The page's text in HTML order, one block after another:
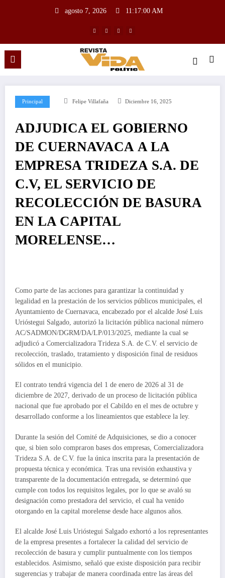
agosto 7, 2026 11:17:01 AM
Principal Felipe Villafaña Diciembre 16, 2025
ADJUDICA EL GOBIERNO
DE CUERNAVACA A LA
EMPRESA TRIDEZA S.A. DE
C.V, EL SERVICIO DE
RECOLECCIÓN DE BASURA
EN LA CAPITAL
MORELENSE…
Como parte de las acciones para garantizar la continuidad y
legalidad en la prestación de los servicios públicos municipales, el
Ayuntamiento de Cuernavaca, encabezado por el alcalde José Luis
Urióstegui Salgado, autorizó la licitación pública nacional número
AC/SADMON/DGRM/DA/LP/013/2025, mediante la cual se
adjudicó a Comercializadora Trideza S.A. de C.V. el servicio de
recolección, traslado, tratamiento y disposición final de residuos
sólidos en el municipio.
El contrato tendrá vigencia del 1 de enero de 2026 al 31 de
diciembre de 2027, derivado de un proceso de licitación pública
nacional que fue aprobado por el Cabildo en el mes de octubre y
desarrollado conforme a los lineamientos que establece la ley.
Durante la sesión del Comité de Adquisiciones, se dio a conocer
que, si bien solo compraron bases dos empresas, Comercializadora
Trideza S.A. de C.V. fue la única inscrita para la presentación de
propuesta técnica y económica. Tras una revisión exhaustiva y
transparente de la documentación entregada, se determinó que
cumple con todos los requisitos legales, por lo que se avaló su
designación como prestadora del servicio, el cual ha venido
otorgando en la capital morelense desde hace algunos años.
El alcalde José Luis Urióstegui Salgado exhortó a los representantes
de la empresa presentes a fortalecer la calidad del servicio de
recolección de basura y cumplir puntualmente con los tiempos
establecidos. Asimismo, señaló que existe disposición para recibir
sugerencias y trabajar de manera coordinada entre las áreas del